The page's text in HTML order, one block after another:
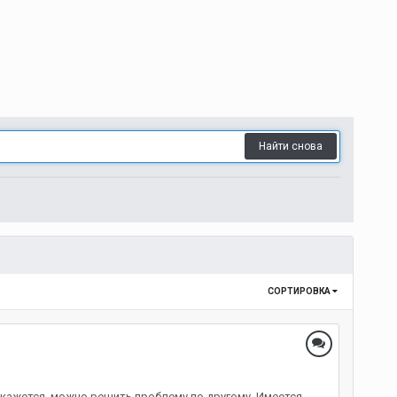
Найти снова
СОРТИРОВКА